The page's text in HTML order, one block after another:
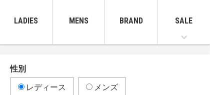
LADIES MENS BRAND SALE
性別
レディース メンズ